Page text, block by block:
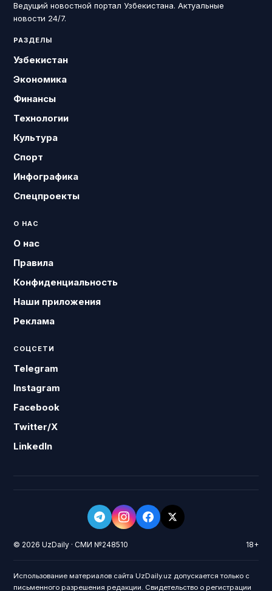
Ведущий новостной портал Узбекистана. Актуальные
новости 24/7.
РАЗДЕЛЫ
Узбекистан
Экономика
Финансы
Технологии
Культура
Спорт
Инфографика
Спецпроекты
О НАС
О нас
Правила
Конфиденциальность
Наши приложения
Реклама
СОЦСЕТИ
Telegram
Instagram
Facebook
Twitter/X
LinkedIn
© 2026 UzDaily · СМИ №248510 18+
Использование материалов сайта UzDaily.uz допускается только с
письменного разрешения редакции. Свидетельство о регистрации